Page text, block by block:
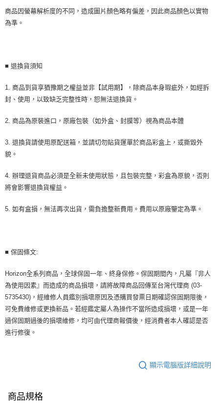
商品因螢幕解析度的不同，造成圖片顏色略有偏差，因此商品顏色以實物
為準。
■ 退換貨須知
1. 商品到貨享猶豫期之權益並非【試用期】，除商品本身瑕疵外，如經拆
封、使用，以致缺乏完整性時，恕無法退換貨。
2. 商品為原裝進口，原廠包裝（如外盒、封膜等）視為商品本體
3. 退換貨請使用原配送箱，並請切勿貼貨運單於商品彩盒上，或撕毀外
貌。
4. 辦理退貨商品必須是全新未使用狀態，且包裝完整，彩盒為原貌，否則
將會影響退換貨權益。
5. 如有盒損，無法再次出貨，需負擔整新費用。費用以原廠鑒定為準。
■ 保固條文:
Horizon全系列商品，全球保固一年、終身保修。保固期間內，凡屬『非人
為使用因素』而造成的商品損壞，請將故障商品回傳至台灣代理商 (03-
5735430)，經維修人員鑑別損壞原因及憑購買發票日期確認保固期限後，
可免費維修或更換新品。若經鑑定屬人為操作不當所造成損壞，或是一年
過保固期過後的損壞維修，均可由代理商報價後，經消費者本人確認是否
進行修復。
顯示電腦版詳細說明
商品規格